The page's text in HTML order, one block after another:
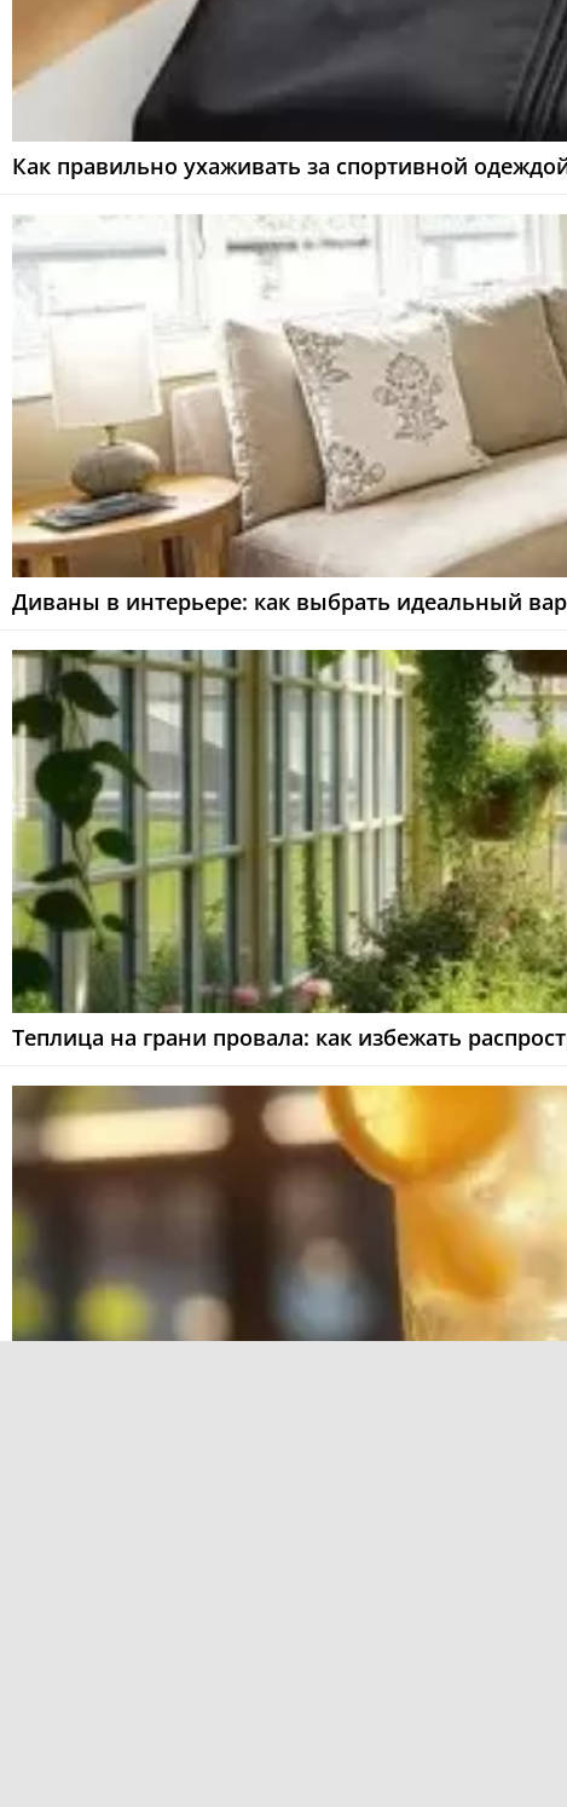
Как правильно ухаживать за спортивной
Диваны в интерьере: как выбрать идеальный
Теплица на грани провала: как избежать